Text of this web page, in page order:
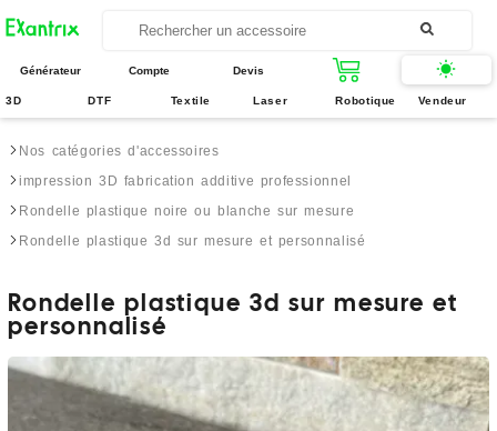
Générateur Compte Devis
3D DTF Textile Laser Robotique Vendeur
Nos catégories d'accessoires
impression 3D fabrication additive professionnel
Rondelle plastique noire ou blanche sur mesure
Rondelle plastique 3d sur mesure et personnalisé
Rondelle plastique 3d sur mesure et
personnalisé